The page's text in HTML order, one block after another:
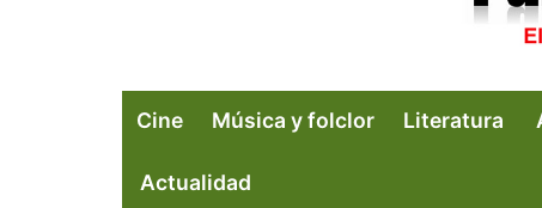
Cine Música y folclor Literatura
Actualidad